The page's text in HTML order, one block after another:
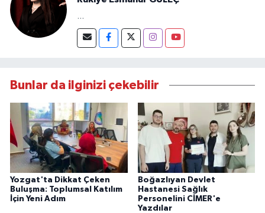
...
Bunlar da ilginizi çekebilir
Yozgat'ta Dikkat Çeken
Buluşma: Toplumsal Katılım
İçin Yeni Adım
Boğazlıyan Devlet
Hastanesi Sağlık
Personelini CİMER'e
Yazdılar